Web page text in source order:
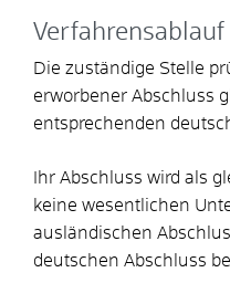
Verfahrensablauf
Die zuständige Stelle
erworbener Abschluss
entsprechenden
Ihr Abschluss wird als
keine wesentlichen
ausländischen
deutschen Abschluss